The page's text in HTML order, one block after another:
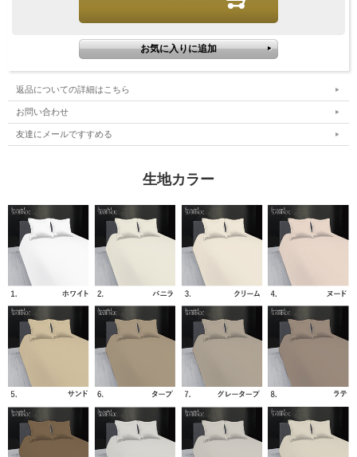
商品のお届けにお時間が掛かる場合がございますこと、何卒ご理
解賜りますと幸いです。
返品についての詳細はこちら
お問い合わせ
友達にメールですすめる
生地カラー